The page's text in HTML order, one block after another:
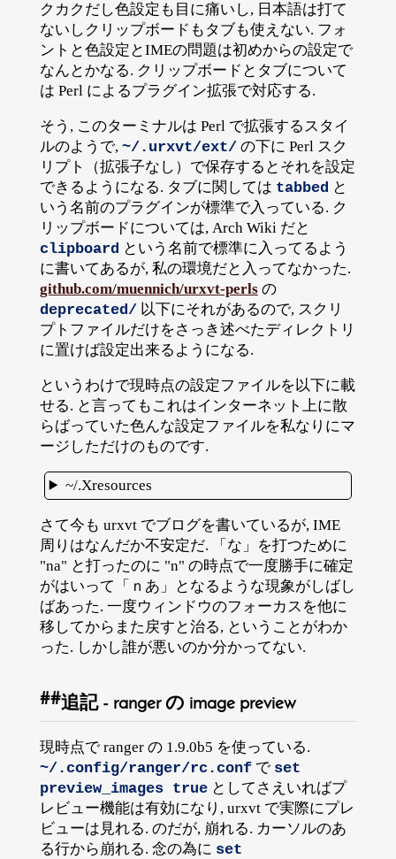
クカクだし色設定も目に痛いし, 日本語は打て
ないしクリップボードもタブも使えない. フォ
ントと色設定とIMEの問題は初めからの設定で
なんとかなる. クリップボードとタブについて
は Perl によるプラグイン拡張で対応する.
そう, このターミナルは Perl で拡張するスタイ
ルのようで, ~/.urxvt/ext/の下に Perl スク
リプト（拡張子なし）で保存するとそれを設定
できるようになる. タブに関しては tabbed と
いう名前のプラグインが標準で入っている. ク
リップボードについては, Arch Wiki だと
clipboard という名前で標準に入ってるよう
に書いてあるが, 私の環境だと入ってなかった.
github.com/muennich/urxvt-perlsの
deprecated/以下にそれがあるので, スクリ
プトファイルだけをさっき述べたディレクトリ
に置けば設定出来るようになる.
というわけで現時点の設定ファイルを以下に載
せる. と言ってもこれはインターネット上に散
らばっていた色んな設定ファイルを私なりにマ
ージしただけのものです.
~/.Xresources
さて今も urxvt でブログを書いているが, IME
周りはなんだか不安定だ. 「な」を打つために
"na" と打ったのに "n" の時点で一度勝手に確定
がはいって「ｎあ」となるような現象がしばし
ばあった. 一度ウィンドウのフォーカスを他に
移してからまた戻すと治る, ということがわか
った. しかし誰が悪いのか分かってない.
追記 - ranger の image preview
現時点で ranger の 1.9.0b5 を使っている.
~/.config/ranger/rc.confで set
preview_images trueとしてさえいればプ
レビュー機能は有効になり, urxvt で実際にプレ
ビューは見れる. のだが, 崩れる. カーソルのあ
る行から崩れる. 念の為に set